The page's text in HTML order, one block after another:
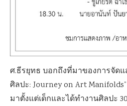
ศ.ธีรยุทธ บอกถึงที่มาของการจัดแ
ศิลปะ: Journey on Art
มาตั้งแต่เด็กและได้ทำงานศิลปะ